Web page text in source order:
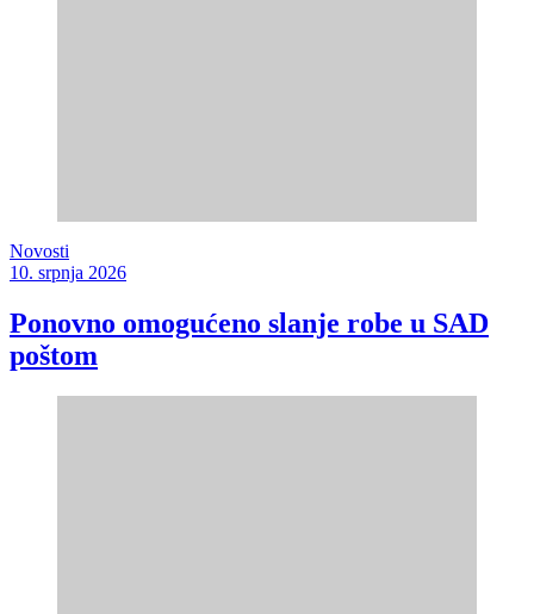
Novosti
10. srpnja 2026
Ponovno omogućeno slanje robe u SAD
poštom